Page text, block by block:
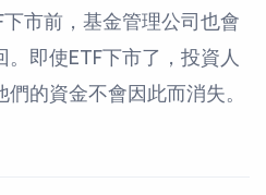
市前，基金管理公司也會
即使ETF下市了，投資人
的資金不會因此而消失。